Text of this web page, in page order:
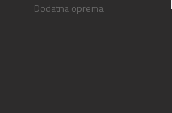
Dodatna oprema